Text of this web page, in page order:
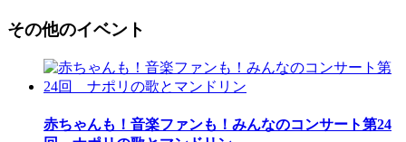
その他のイベント
赤ちゃんも！音楽ファンも！みんなのコンサート第24